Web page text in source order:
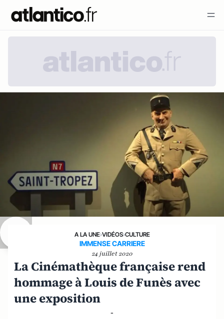
A LA UNE›VIDÉOS›CULTURE
IMMENSE CARRIERE
24 juillet 2020
La Cinémathèque française rend
hommage à Louis de Funès avec
une exposition
-